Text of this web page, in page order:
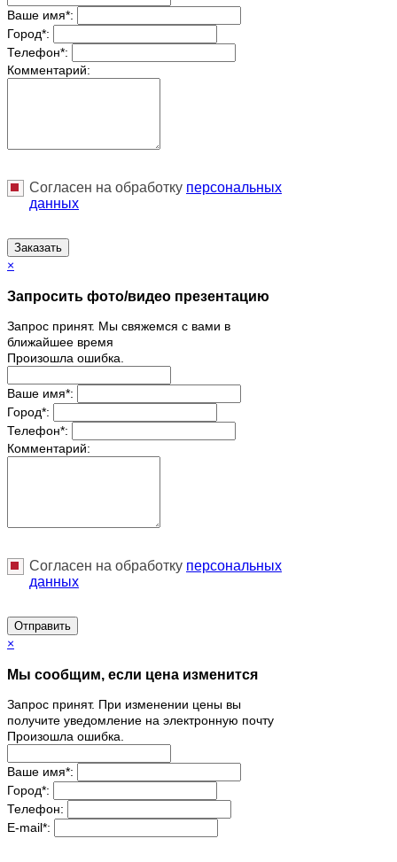
Ваше имя*:
Город*:
Телефон*:
Комментарий:
Согласен на обработку персональныx
данных
Заказать
×
Запросить фото/видео презентацию
Запрос принят. Мы свяжемся с вами в
ближайшее время
Произошла ошибка.
Ваше имя*:
Город*:
Телефон*:
Комментарий:
Согласен на обработку персональныx
данных
Отправить
×
Мы сообщим, если цена изменится
Запрос принят. При изменении цены вы
получите уведомление на электронную почту
Произошла ошибка.
Ваше имя*:
Город*:
Телефон:
E-mail*: